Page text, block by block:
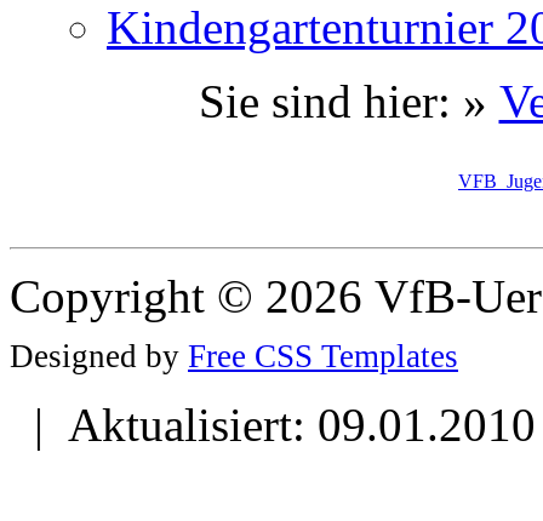
Kindengartenturnier
Sie sind hier: »
Copyright © 2026 VfB-
Designed by Free CSS Templates
| Aktualisiert: 09.01.2010